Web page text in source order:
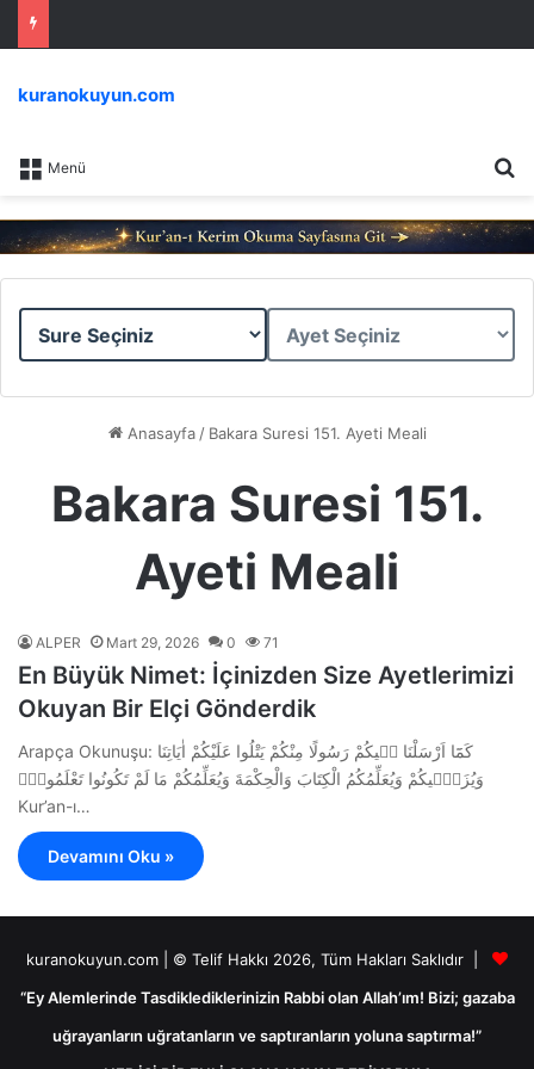
Menü
kuranokuyun.com
Sure
Ayet
Anasayfa / Bakara Suresi 151. Ayeti Meali
Bakara Suresi 151.
Ayeti Meali
ALPER Mart 29, 2026 0 71
En Büyük Nimet: İçinizden Size Ayetlerimizi
Okuyan Bir Elçi Gönderdik
Arapça Okunuşu: كَمَٓا اَرْسَلْنَا ف۪يكُمْ رَسُولًا مِنْكُمْ يَتْلُوا عَلَيْكُمْ اٰيَاتِنَا
وَيُزَكّ۪يكُمْ وَيُعَلِّمُكُمُ الْكِتَابَ وَالْحِكْمَةَ وَيُعَلِّمُكُمْ مَا لَمْ تَكُونُوا تَعْلَمُونَۜ
Kur’an-ı…
Devamını Oku »
kuranokuyun.com | © Telif Hakkı 2026, Tüm Hakları Saklıdır |
“Ey Alemlerinde Tasdiklediklerinizin Rabbi olan Allah’ım! Bizi; gazaba
uğrayanların uğratanların ve saptıranların yoluna saptırma!”